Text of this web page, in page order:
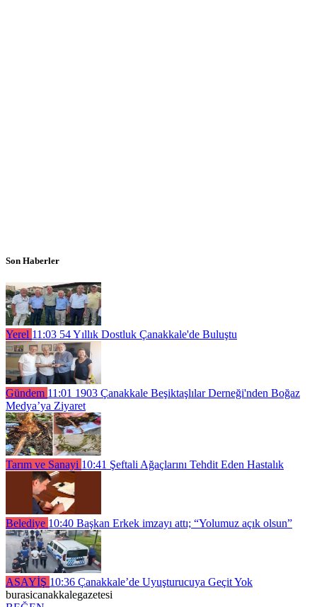
Son Haberler
Yerel 11:03 54 Yıllık Dostluk Çanakkale'de Buluştu
Gündem 11:01 1903 Çanakkale Beşiktaşlılar Derneği'nden Boğaz
Medya’ya Ziyaret
Tarım ve Sanayi 10:41 Şeftali Ağaçlarını Tehdit Eden Hastalık
Belediye 10:40 Başkan Erkek imzayı attı; “Yolumuz açık olsun”
ASAYİŞ 10:36 Çanakkale’de Uyuşturucuya Geçit Yok
burasicanakkalegazetesi